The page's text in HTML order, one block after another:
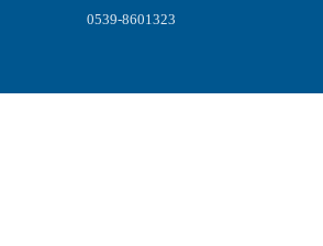
0539-8601323